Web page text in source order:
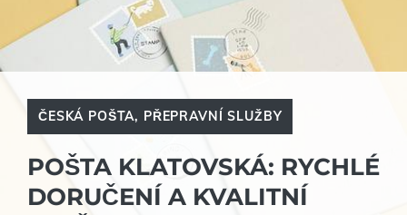
ČESKÁ POŠTA, PŘEPRAVNÍ SLUŽBY
POŠTA KLATOVSKÁ: RYCHLÉ
DORUČENÍ A KVALITNÍ